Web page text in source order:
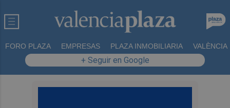
FORO PLAZA EMPRESAS PLAZA INMOBILIARIA VALÈNCIA
+ Seguir en Google